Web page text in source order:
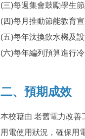
(三)每週集會鼓勵學生
(四)每月推動節能教育
(五)每年汰換飲水機及
(六)每年編列預算進行
二、預期成效
本校藉由 老舊電力改善
用電使用狀況，確保用